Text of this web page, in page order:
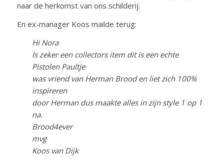
naar de herkomst van ons schilderij.
En ex-manager Koos mailde terug:
Hi Nora
Is zeker een collectors item dit is een echte
Pistolen Paultje
was vriend van Herman Brood en liet zich 100%
inspireren
door Herman dus maakte alles in zijn style 1 op 1
na.
Brood4ever
mvg
Koos van Dijk